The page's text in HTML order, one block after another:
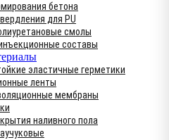
бетона
для PU
смолы
составы
эластичные герметики
ленты
мембраны
наливного пола